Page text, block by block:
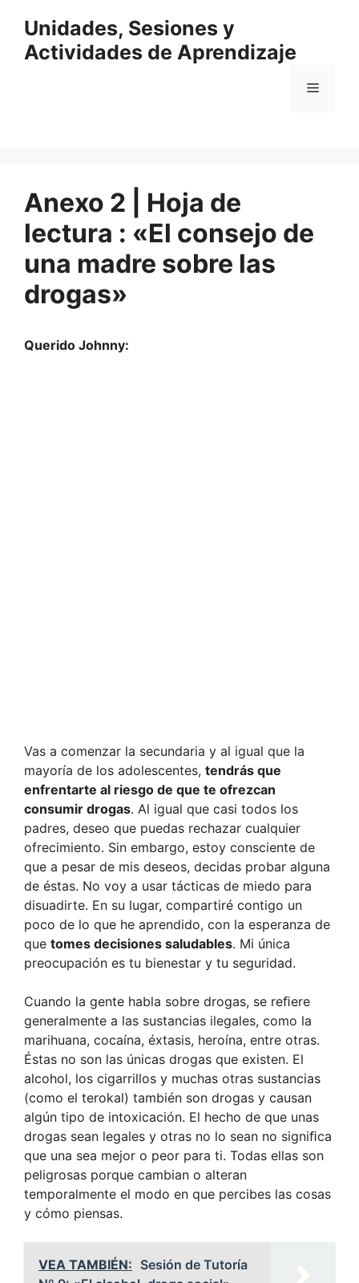
contenido
Unidades, Sesiones y
Actividades de Aprendizaje
Menú
Anexo 2 | Hoja de
lectura : «El consejo de
una madre sobre las
drogas»
Querido Johnny:
Vas a comenzar la secundaria y al igual que la
mayoría de los adolescentes, tendrás que
enfrentarte al riesgo de que te ofrezcan
consumir drogas. Al igual que casi todos los
padres, deseo que puedas rechazar cualquier
ofrecimiento. Sin embargo, estoy consciente de
que a pesar de mis deseos, decidas probar alguna
de éstas. No voy a usar tácticas de miedo para
disuadirte. En su lugar, compartiré contigo un
poco de lo que he aprendido, con la esperanza de
que tomes decisiones saludables. Mi única
preocupación es tu bienestar y tu seguridad.
Cuando la gente habla sobre drogas, se reﬁere
generalmente a las sustancias ilegales, como la
marihuana, cocaína, éxtasis, heroína, entre otras.
Éstas no son las únicas drogas que existen. El
alcohol, los cigarrillos y muchas otras sustancias
(como el terokal) también son drogas y causan
algún tipo de intoxicación. El hecho de que unas
drogas sean legales y otras no lo sean no signiﬁca
que una sea mejor o peor para ti. Todas ellas son
peligrosas porque cambian o alteran
temporalmente el modo en que percibes las cosas
y cómo piensas.
VEA TAMBIÉN: Sesión de Tutoría